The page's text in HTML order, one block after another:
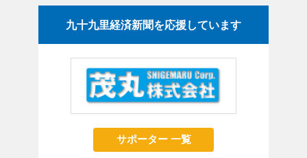
九十九里経済新聞を応援しています
サポーター 一覧